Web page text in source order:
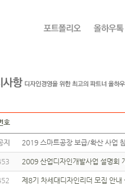
호
지 2019 스마트공장 보급/확산 사업
2009 산업디자인개발사업 설명회
제8기 차세대디자인리더 모집 안내